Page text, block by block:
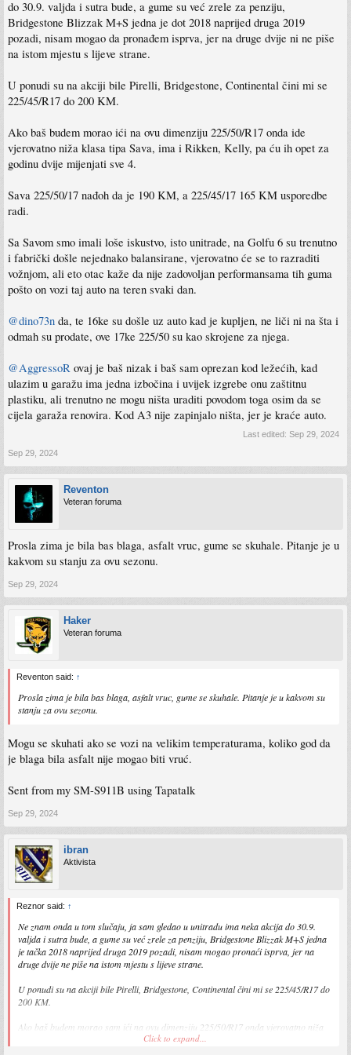
do 30.9. valjda i sutra bude, a gume su već zrele za penziju,
Bridgestone Blizzak M+S jedna je dot 2018 naprijed druga 2019
pozadi, nisam mogao da pronađem isprva, jer na druge dvije ni ne piše
na istom mjestu s lijeve strane.
U ponudi su na akciji bile Pirelli, Bridgestone, Continental čini mi se
225/45/R17 do 200 KM.
Ako baš budem morao ići na ovu dimenziju 225/50/R17 onda ide
vjerovatno niža klasa tipa Sava, ima i Rikken, Kelly, pa ću ih opet za
godinu dvije mijenjati sve 4.
Sava 225/50/17 nađoh da je 190 KM, a 225/45/17 165 KM usporedbe
radi.
Sa Savom smo imali loše iskustvo, isto unitrade, na Golfu 6 su trenutno
i fabrički došle nejednako balansirane, vjerovatno će se to razraditi
vožnjom, ali eto otac kaže da nije zadovoljan performansama tih guma
pošto on vozi taj auto na teren svaki dan.
@dino73n da, te 16ke su došle uz auto kad je kupljen, ne liči ni na šta i
odmah su prodate, ove 17ke 225/50 su kao skrojene za njega.
@AggressoR ovaj je baš nizak i baš sam oprezan kod ležećih, kad
ulazim u garažu ima jedna izbočina i uvijek izgrebe onu zaštitnu
plastiku, ali trenutno ne mogu ništa uraditi povodom toga osim da se
cijela garaža renovira. Kod A3 nije zapinjalo ništa, jer je kraće auto.
Last edited: Sep 29, 2024
Sep 29, 2024
Reventon
Veteran foruma
Prosla zima je bila bas blaga, asfalt vruc, gume se skuhale. Pitanje je u
kakvom su stanju za ovu sezonu.
Sep 29, 2024
Haker
Veteran foruma
Reventon said: ↑
Prosla zima je bila bas blaga, asfalt vruc, gume se skuhale. Pitanje je u kakvom su
stanju za ovu sezonu.
Mogu se skuhati ako se vozi na velikim temperaturama, koliko god da
je blaga bila asfalt nije mogao biti vruć.
Sent from my SM-S911B using Tapatalk
Sep 29, 2024
ibran
Aktivista
Reznor said: ↑
Ne znam onda u tom slučaju, ja sam gledao u unitradu ima neka akcija do 30.9.
valjda i sutra bude, a gume su već zrele za penziju, Bridgestone Blizzak M+S jedna
je tačka 2018 naprijed druga 2019 pozadi, nisam mogao pronaći isprva, jer na
druge dvije ne piše na istom mjestu s lijeve strane.
U ponudi su na akciji bile Pirelli, Bridgestone, Continental čini mi se 225/45/R17 do
200 KM.
Ako baš budem morao sam ići na ovu dimenziju 225/50/R17 onda vjerovatno niža
klasa tipa Sava, ima i Rikken, Kelly, pa ću ih opet za godinu dvije mijenjati sve 4.
Click to expand...